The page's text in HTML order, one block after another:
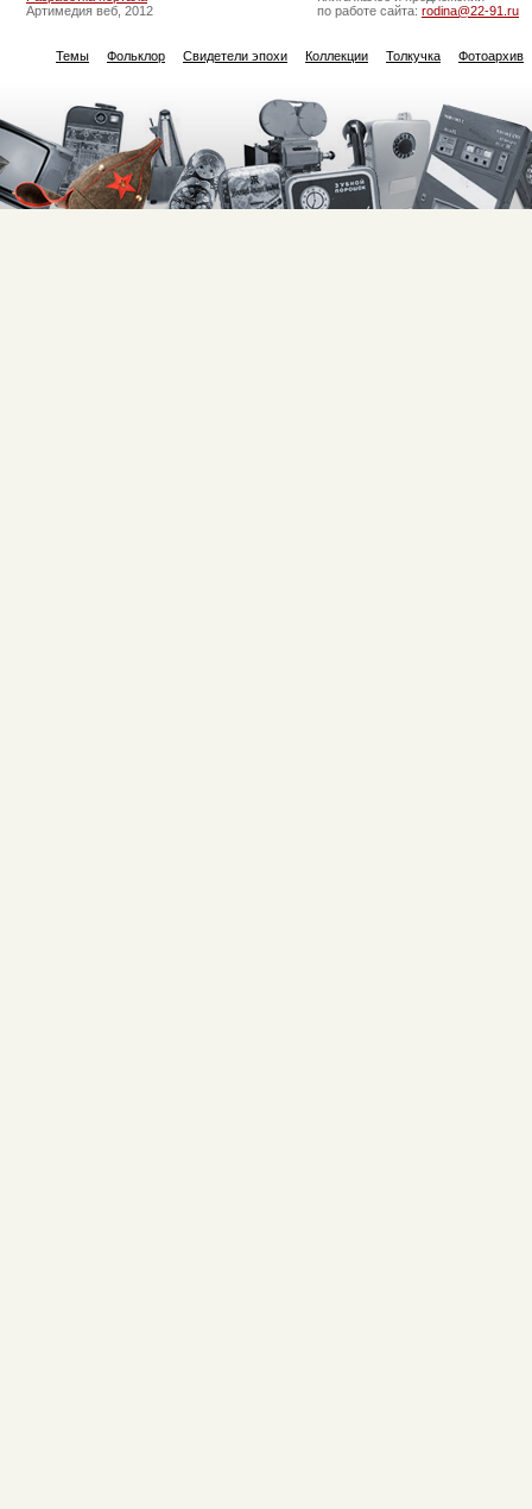
Артимедия веб, 2012
по работе сайта: rodina@22-91.ru
Темы Фольклор Свидетели эпохи Коллекции Толкучка Фотоархив